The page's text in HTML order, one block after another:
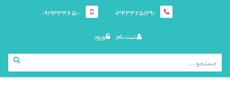
03434251290
09193346500
ثبت نام ورود